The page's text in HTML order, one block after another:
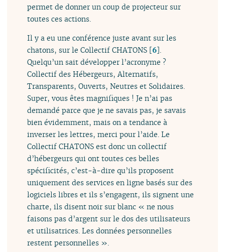
permet de donner un coup de projecteur sur
toutes ces actions.
Il y a eu une conférence juste avant sur les
chatons, sur le Collectif CHATONS [6].
Quelqu’un sait développer l’acronyme ?
Collectif des Hébergeurs, Alternatifs,
Transparents, Ouverts, Neutres et Solidaires.
Super, vous êtes magnifiques ! Je n’ai pas
demandé parce que je ne savais pas, je savais
bien évidemment, mais on a tendance à
inverser les lettres, merci pour l’aide. Le
Collectif CHATONS est donc un collectif
d’hébergeurs qui ont toutes ces belles
spécificités, c’est-à-dire qu’ils proposent
uniquement des services en ligne basés sur des
logiciels libres et ils s’engagent, ils signent une
charte, ils disent noir sur blanc « ne nous
faisons pas d’argent sur le dos des utilisateurs
et utilisatrices. Les données personnelles
restent personnelles ».